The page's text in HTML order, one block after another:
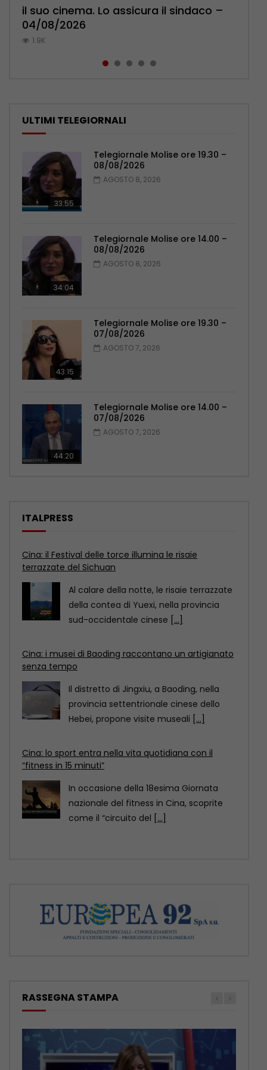
il suo cinema. Lo assicura il sindaco –
04/08/2026
1.9K
cittadini: ‘Abbiamo paura per i ragazzi’
– 07/08/2026
1.2K
l’ambulatorio per curare l’osteoporosi
– 06/08/2026
1.1K
Pensionati: più relazioni e servizi di
prossimità – 04/08/2026
1.1K
Municipale evita il peggio – 07/08/2026
1K
ULTIMI TELEGIORNALI
33:55
Telegiornale Molise ore 19.30 –
08/08/2026
AGOSTO 8, 2026
34:04
Telegiornale Molise ore 14.00 –
08/08/2026
AGOSTO 8, 2026
43:15
Telegiornale Molise ore 19.30 –
07/08/2026
AGOSTO 7, 2026
44:20
Telegiornale Molise ore 14.00 –
07/08/2026
AGOSTO 7, 2026
ITALPRESS
Cina: i musei di Baoding raccontano un artigianato
senza tempo
Il distretto di Jingxiu, a Baoding, nella
provincia settentrionale cinese dello
Hebei, propone visite museali
Cina: lo sport entra nella vita quotidiana con il
“fitness in 15 minuti”
In occasione della 18esima Giornata
nazionale del fitness in Cina, scoprite
come il “circuito del[...]
Cina: il Festival delle torce illumina le risaie
terrazzate del Sichuan
Al calare della notte, le risaie terrazzate
della contea di Yuexi, nella provincia
sud-occidentale cinese
RASSEGNA STAMPA